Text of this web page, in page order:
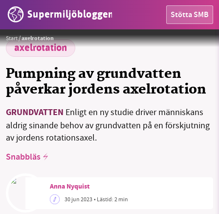
Supermiljöbloggen Stötta SMB
OMRÅDEN
MILJÖFAKTA
OM OSS
Sök Sparade inlägg Tipsa oss
Threads
Start/axelrotation
axelrotation
Pumpning av grundvatten
påverkar jordens axelrotation
GRUNDVATTEN Enligt en ny studie driver människans
aldrig sinande behov av grundvatten på en förskjutning
av jordens rotationsaxel.
Snabbläs
Anna Nyquist
30 jun 2023• Lästid:2 min
Jeyaratnam Caniceus / Pixabay
SMB kämpar för en hållbar framtid. Sedan
starten 2010 har vår ideella redaktion drivit
miljödebatten framåt genom
nyhetsbevakning och granskningar. Nu vill vi
vill hjälpa oss.
Stötta vårt arbete genom att swisha en slant till